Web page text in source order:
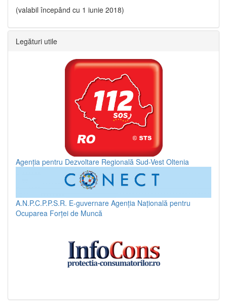
(valabil începând cu 1 iunie 2018)
Legături utile
Agenția pentru Dezvoltare Regională Sud-Vest Oltenia
A.N.P.C.P.P.S.R. E-guvernare Agenția Națională pentru
Ocuparea Forței de Muncă